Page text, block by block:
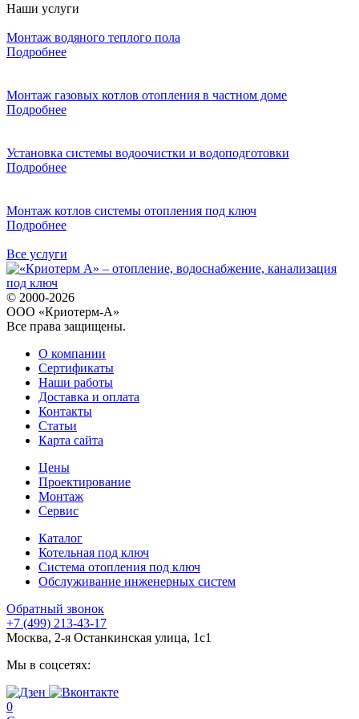
Наши услуги
Монтаж водяного теплого пола
Подробнее
Монтаж газовых котлов отопления в частном доме
Подробнее
Установка системы водоочистки и водоподготовки
Подробнее
Монтаж котлов системы отопления под ключ
Подробнее
Все услуги
© 2000-2026
ООО «Криотерм-А»
Все права защищены.
О компании
Сертификаты
Наши работы
Доставка и оплата
Контакты
Статьи
Карта сайта
Цены
Проектирование
Монтаж
Сервис
Каталог
Котельная под ключ
Система отопления под ключ
Обслуживание инженерных систем
Обратный звонок
+7 (499) 213-43-17
Москва, 2-я Останкинская улица, 1с1
Мы в соцсетях:
0